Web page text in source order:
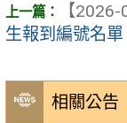
相關公告
【2026-
生報到編號名單